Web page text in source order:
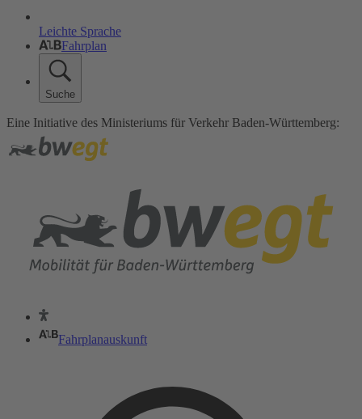
Leichte Sprache
Fahrplan
Suche
Eine Initiative des Ministeriums für Verkehr Baden-Württemberg:
Fahrplanauskunft